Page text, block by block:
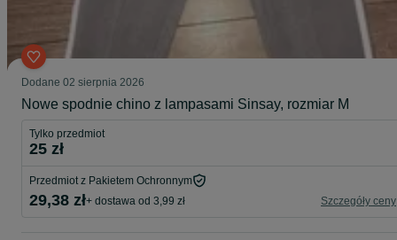
Dodane 02 sierpnia 2026
Nowe spodnie chino z lampasami Sinsay, rozmiar M
Tylko przedmiot
25 zł
Przedmiot z Pakietem Ochronnym
29,38 zł+ dostawa od 3,99 zł Szczegóły ceny